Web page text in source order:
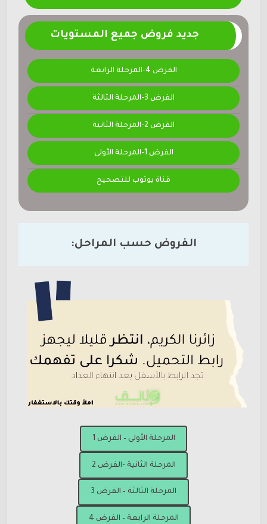
جديد فروض جميع المستويات
الفرض 4-المرحلة الرابعة
الفرض 3-المرحلة الثالثة
الفرض 2-المرحلة الثانية
الفرض 1-المرحلة الأولى
قناة يوتوب للتصحيح
الفروض حسب المراحل:
المرحلة الأولى – الفرض 1
المرحلة الثانية -الفرض 2
المرحلة الثالثة – الفرض 3
المرحلة الرابعة – الفرض 4